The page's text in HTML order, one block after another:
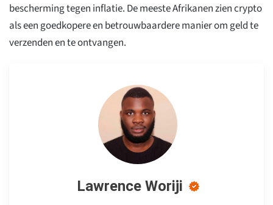
bescherming tegen inflatie. De meeste Afrikanen zien crypto
als een goedkopere en betrouwbaardere manier om geld te
verzenden en te ontvangen.
Lawrence Woriji